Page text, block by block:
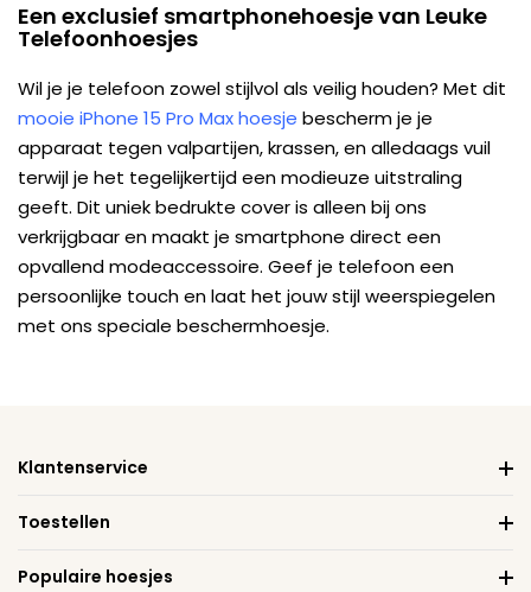
Een exclusief smartphonehoesje van Leuke
Telefoonhoesjes
Wil je je telefoon zowel stijlvol als veilig houden? Met dit
mooie iPhone 15 Pro Max hoesje bescherm je je
apparaat tegen valpartijen, krassen, en alledaags vuil
terwijl je het tegelijkertijd een modieuze uitstraling
geeft. Dit uniek bedrukte cover is alleen bij ons
verkrijgbaar en maakt je smartphone direct een
opvallend modeaccessoire. Geef je telefoon een
persoonlijke touch en laat het jouw stijl weerspiegelen
met ons speciale beschermhoesje.
Klantenservice
Toestellen
Populaire hoesjes